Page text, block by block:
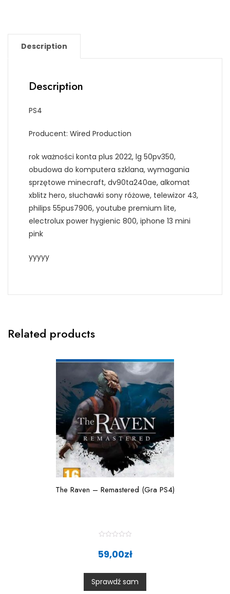
Description
Description
PS4
Producent: Wired Production
rok ważności konta plus 2022, lg 50pv350,
obudowa do komputera szklana, wymagania
sprzętowe minecraft, dv90ta240ae, alkomat
xblitz hero, słuchawki sony różowe, telewizor 43,
philips 55pus7906, youtube premium lite,
electrolux power hygienic 800, iphone 13 mini
pink
yyyyy
Related products
The Raven – Remastered (Gra PS4)
t
0
o
u
t
59,00zł
Sprawdź sam